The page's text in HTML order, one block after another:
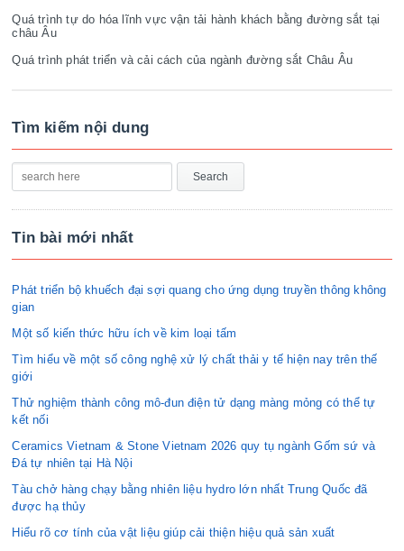
Quá trình tự do hóa lĩnh vực vận tải hành khách bằng đường sắt tại
châu Âu
Quá trình phát triển và cải cách của ngành đường sắt Châu Âu
Tìm kiếm nội dung
Tin bài mới nhất
Phát triển bộ khuếch đại sợi quang cho ứng dụng truyền thông không
gian
Một số kiến thức hữu ích về kim loại tấm
Tìm hiểu về một số công nghệ xử lý chất thải y tế hiện nay trên thế
giới
Thử nghiệm thành công mô-đun điện tử dạng màng mỏng có thể tự
kết nối
Ceramics Vietnam & Stone Vietnam 2026 quy tụ ngành Gốm sứ và
Đá tự nhiên tại Hà Nội
Tàu chở hàng chạy bằng nhiên liệu hydro lớn nhất Trung Quốc đã
được hạ thủy
Hiểu rõ cơ tính của vật liệu giúp cải thiện hiệu quả sản xuất